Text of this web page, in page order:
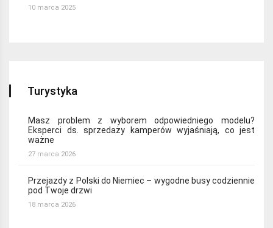
10 marca 2025
Turystyka
Masz problem z wyborem odpowiedniego modelu?
Eksperci ds. sprzedaży kamperów wyjaśniają, co jest
ważne
27 marca 2026
Przejazdy z Polski do Niemiec – wygodne busy codziennie
pod Twoje drzwi
18 marca 2026